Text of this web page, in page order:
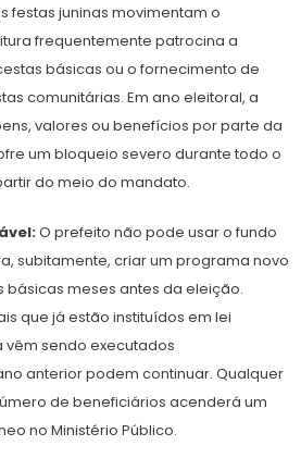
festas juninas movimentam o
frequentemente patrocina a
básicas ou o fornecimento de
comunitárias. Em ano eleitoral, a
valores ou benefícios por parte da
um bloqueio severo durante todo o
do meio do mandato.
O prefeito não pode usar o fundo
subitamente, criar um programa novo
meses antes da eleição.
que já estão instituídos em lei
vêm sendo executados
anterior podem continuar. Qualquer
de beneficiários acenderá um
no Ministério Público.